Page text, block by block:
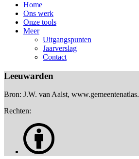
Home
Ons werk
Onze tools
Meer
Uitgangspunten
Jaarverslag
Contact
Leeuwarden
Bron: J.W. van Aalst,
Rechten: